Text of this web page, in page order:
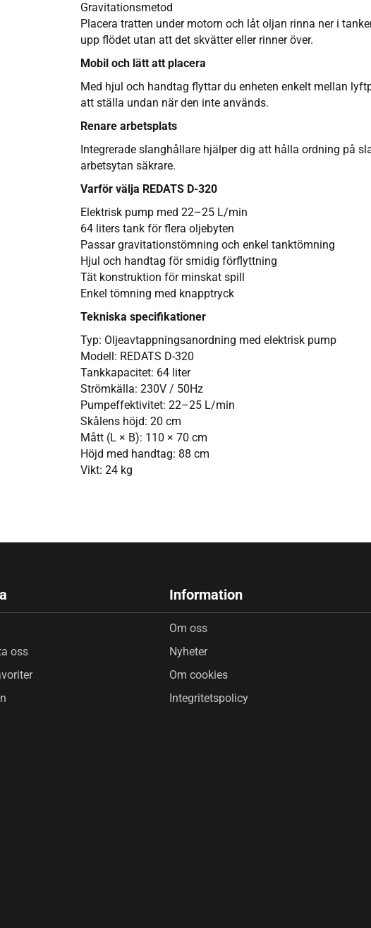
Gravitationsmetod
Placera tratten under motorn och låt oljan rinna ner i
upp flödet utan att det skvätter eller rinner över.
Mobil och lätt att placera
Med hjul och handtag flyttar du enheten enkelt mellan
att ställa undan när den inte används.
Renare arbetsplats
Integrerade slanghållare hjälper dig att hålla ordning på
arbetsytan säkrare.
Varför välja REDATS D-320
Elektrisk pump med 22–25 L/min
64 liters tank för flera oljebyten
Passar gravitationstömning och enkel tanktömning
Hjul och handtag för smidig förflyttning
Tät konstruktion för minskat spill
Enkel tömning med knapptryck
Tekniska specifikationer
Typ: Oljeavtappningsanordning med elektrisk pump
Modell: REDATS D-320
Tankkapacitet: 64 liter
Strömkälla: 230V / 50Hz
Pumpeffektivitet: 22–25 L/min
Skålens höjd: 20 cm
Mått (L × B): 110 × 70 cm
Höjd med handtag: 88 cm
Vikt: 24 kg
oss
Information
Om oss
Nyheter
Om cookies
Integritetspolicy